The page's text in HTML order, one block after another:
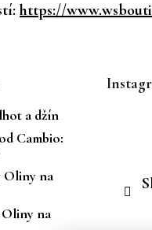
https://
a džín
Cambio:
Oliny na
na